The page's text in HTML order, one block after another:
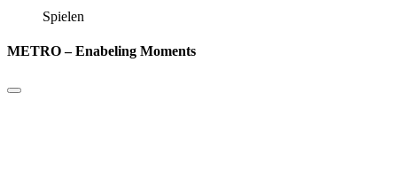
Spielen
METRO – Enabeling Moments